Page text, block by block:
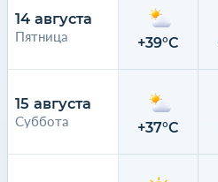
14 августа
Пятница
15 августа
Суббота
+39°C
+37°C